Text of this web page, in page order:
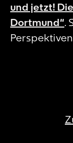
und jetzt!
Dortmund“.